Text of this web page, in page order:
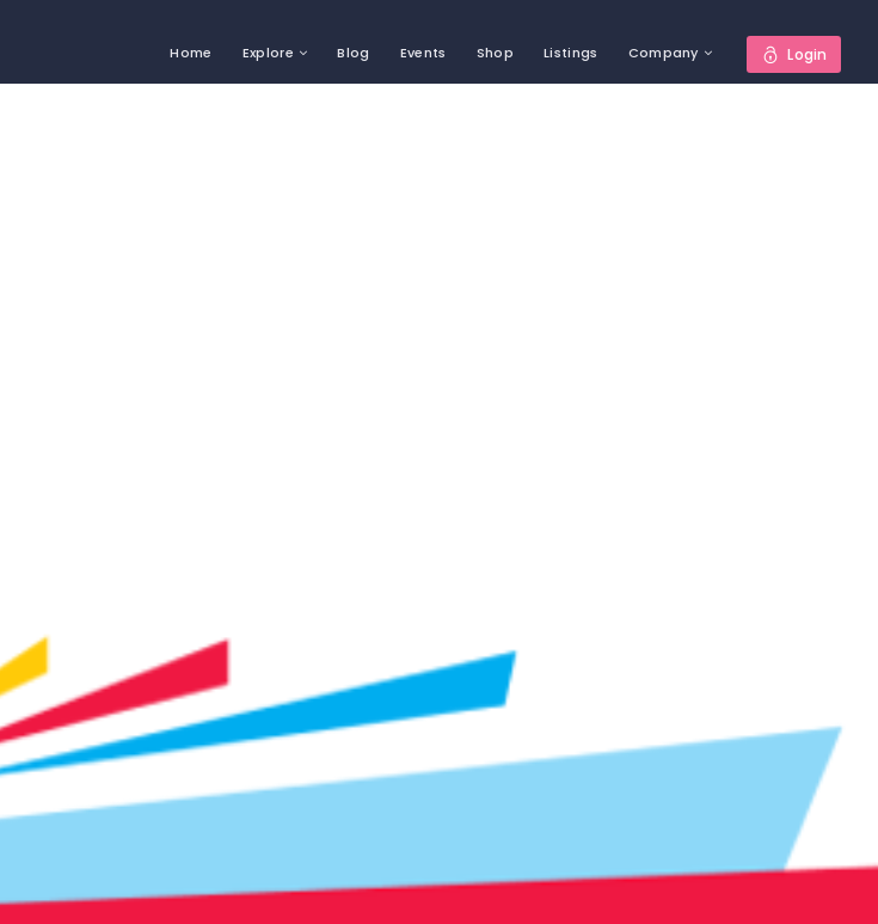
Home Explore Blog Events Shop Listings Company Login